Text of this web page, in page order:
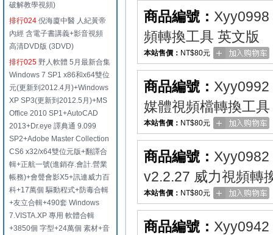
破解教學視頻)
排行024 倪海廈中醫 人紀黃帝
內經 含電子書講義+影音視頻
高清DVD版 (3DVD)
排行025 野人軟體 5月最新合集
Windows 7 SP1 x86和x64雙位
元(更新到2012.4月)+Windows
XP SP3(更新到2012.5月)+MS
Office 2010 SP1+AutoCAD
2013+Dr.eye 譯典通 9.099
SP2+Adobe Master Collection
CS6 x32/x64雙位元版+翻譯合
輯+正航一號(進銷存.會計.營業
帳務)+會聲會影X5+訊連威力百
科+17萬個 驅動程式+防毒合輯
+友立合輯+490套 Windows
7.VISTA.XP 專用 軟體合輯
+3850個 字型+24萬個 素材+音
商品編號： Xyy0998
頻轉換工具 英文版
本站售價： NT$80元
商品編號： Xyy0992
媒體視頻檔轉換工
本站售價： NT$80元
商品編號： Xyy0982
v2.2.27 威力視頻轉
本站售價： NT$80元
商品編號： Xyy0942